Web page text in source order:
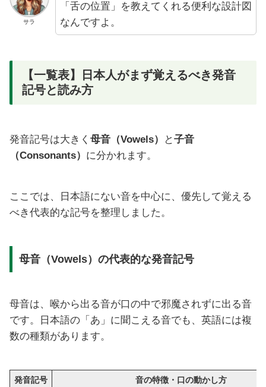
サラ
「舌の位置」を教えてくれる便利な設計図
なんですよ。
【一覧表】日本人がまず覚えるべき発音
記号と読み方
発音記号は大きく 母音（Vowels） と子音
（Consonants） に分かれます。
ここでは、日本語にない音を中心に、優先して覚える
べき代表的な記号を整理しました。
母音（Vowels）の代表的な発音記号
母音は、喉から出る音が口の中で邪魔されずに出る音
です。日本語の「あ」に聞こえる音でも、英語には複
数の種類があります。
発音記号 音の特徴・口の動かし方